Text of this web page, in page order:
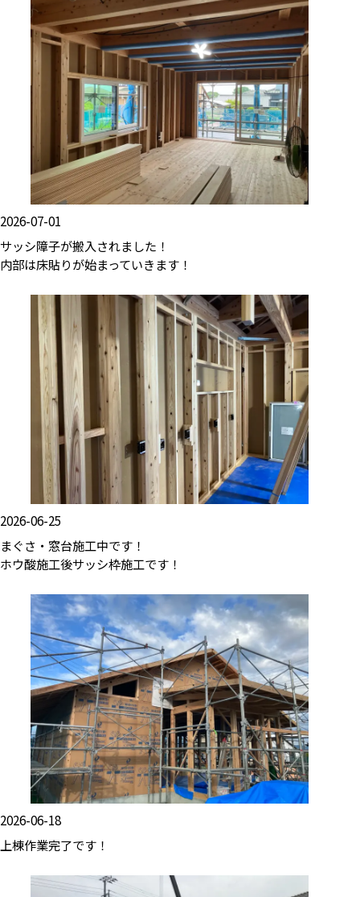
2026-07-01
サッシ障子が搬入されました！
内部は床貼りが始まっていきます！
2026-06-25
まぐさ・窓台施工中です！
ホウ酸施工後サッシ枠施工です！
2026-06-18
上棟作業完了です！